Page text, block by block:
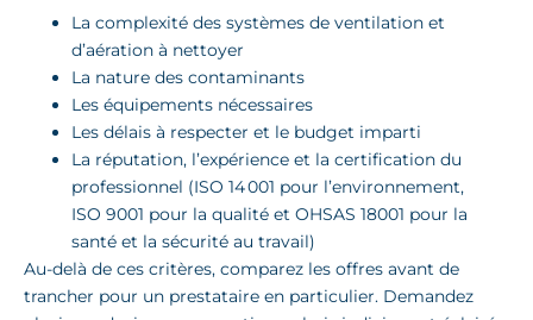
La complexité des systèmes de ventilation et
d’aération à nettoyer
La nature des contaminants
Les équipements nécessaires
Les délais à respecter et le budget imparti
La réputation, l’expérience et la certification du
professionnel (ISO 14 001 pour l’environnement,
ISO 9001 pour la qualité et OHSAS 18001 pour la
santé et la sécurité au travail)
Au-delà de ces critères, comparez les offres avant de
trancher pour un prestataire en particulier. Demandez